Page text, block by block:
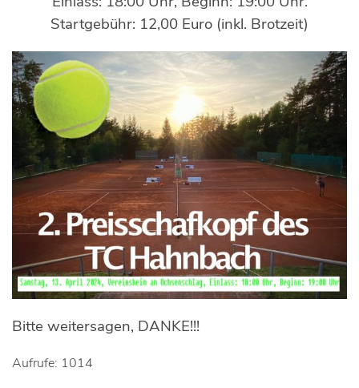
Startgebühr: 12,00 Euro (inkl. Brotzeit)
Bitte weitersagen, DANKE!!!
Aufrufe: 1014